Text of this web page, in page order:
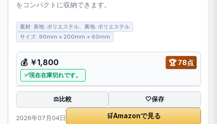
をコンパクトに収納できます。
素材: 表地: ポリエステル、裏地: ポリエステル
サイズ: 90mm × 200mm × 60mm
💰 ￥1,800 🏆78点
現在在庫切れです。
⚖️比較 🤍保存
2026年07月04日 🛒Amazonで見る